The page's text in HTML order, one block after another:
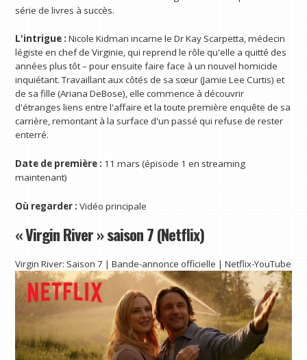
série de livres à succès.
L'intrigue : Nicole Kidman incarne le Dr Kay Scarpetta, médecin
légiste en chef de Virginie, qui reprend le rôle qu'elle a quitté des
années plus tôt – pour ensuite faire face à un nouvel homicide
inquiétant. Travaillant aux côtés de sa sœur (Jamie Lee Curtis) et
de sa fille (Ariana DeBose), elle commence à découvrir
d'étranges liens entre l'affaire et la toute première enquête de sa
carrière, remontant à la surface d'un passé qui refuse de rester
enterré.
Date de première : 11 mars (épisode 1 en streaming
maintenant)
Où regarder : Vidéo principale
« Virgin River » saison 7 (Netflix)
Virgin River: Saison 7 | Bande-annonce officielle | Netflix-YouTube